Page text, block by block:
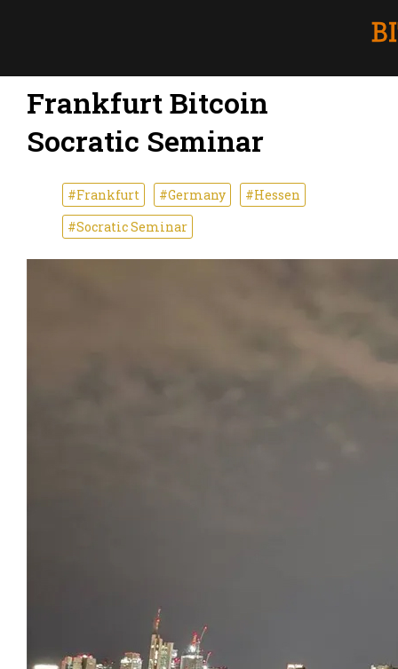
Frankfurt Bitcoin
Socratic Seminar
#Frankfurt #Germany
#Hessen
#Socratic Seminar